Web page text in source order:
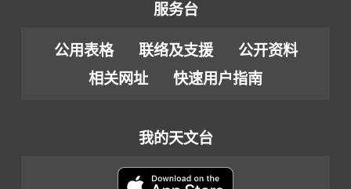
服务台
公用表格 联络及支援
公开资料
相关网址
快速用户指南
我的天文台